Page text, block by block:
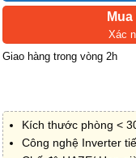
Xác
Giao hàng trong vòng 2h
Kích thước phòng <
Công nghệ Inverter